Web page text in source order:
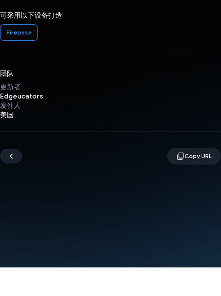
可采用以下设备打造
Firebase
团队
更新者
Edgeucators
发件人
美国